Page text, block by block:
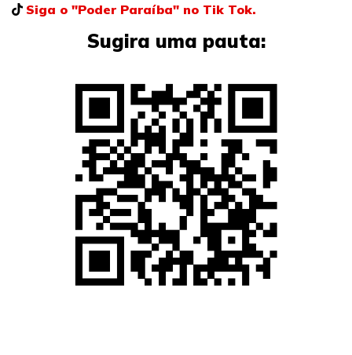
Siga o "Poder Paraíba" no Tik Tok.
Sugira uma pauta: